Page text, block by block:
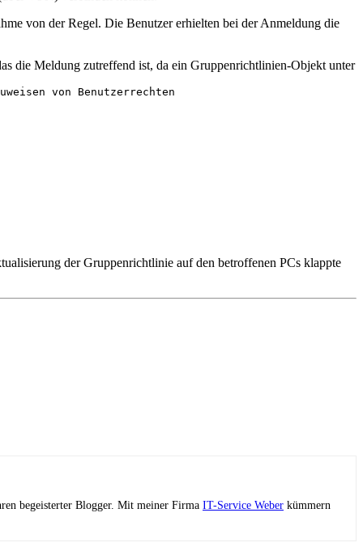
von der Regel. Die Benutzer erhielten bei der Anmeldung die
die Meldung zutreffend ist, da ein Gruppenrichtlinien-Objekt unter
von Benutzerrechten
der Gruppenrichtlinie auf den betroffenen PCs klappte
begeisterter Blogger. Mit meiner Firma IT-Service Weber kümmern